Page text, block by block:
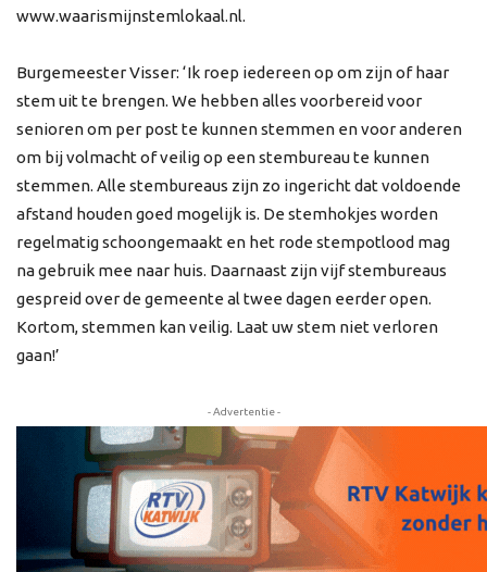
www.waarismijnstemlokaal.nl.
Burgemeester Visser: ‘Ik roep iedereen op om zijn of haar
stem uit te brengen. We hebben alles voorbereid voor
senioren om per post te kunnen stemmen en voor anderen
om bij volmacht of veilig op een stembureau te kunnen
stemmen. Alle stembureaus zijn zo ingericht dat voldoende
afstand houden goed mogelijk is. De stemhokjes worden
regelmatig schoongemaakt en het rode stempotlood mag
na gebruik mee naar huis. Daarnaast zijn vijf stembureaus
gespreid over de gemeente al twee dagen eerder open.
Kortom, stemmen kan veilig. Laat uw stem niet verloren
gaan!’
- Advertentie -